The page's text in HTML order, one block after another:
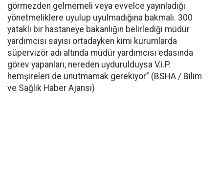
görmezden gelmemeli veya evvelce yayınladığı
yönetmeliklere uyulup uyulmadığına bakmalı. 300
yataklı bir hastaneye bakanlığın belirlediği müdür
yardımcısı sayısı ortadayken kimi kurumlarda
süpervizör adı altında müdür yardımcısı edasında
görev yapanları, nereden uydurulduysa V.i.P.
hemşireleri de unutmamak gerekiyor” (BSHA / Bilim
ve Sağlık Haber Ajansı)